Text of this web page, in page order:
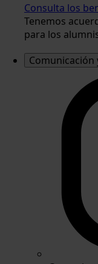
Consulta los
Tenemos
para los alumnis
Comunicación